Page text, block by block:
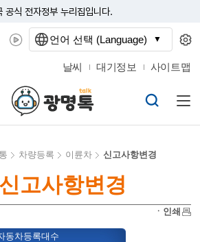
공식 전자정부 누리집입니다.
날씨 대기정보 사이트맵
차량등록 이륜차 신고사항변경
신고사항변경
ㆍ인쇄
동차등록대수
언어 선택 (Language)